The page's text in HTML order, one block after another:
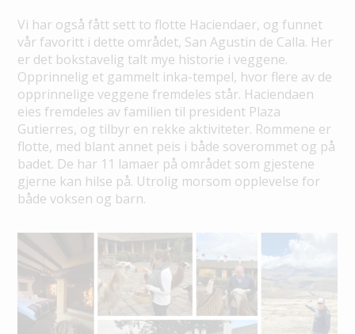
Vi har også fått sett to flotte Haciendaer, og funnet
vår favoritt i dette området, San Agustin de Calla. Her
er det bokstavelig talt mye historie i veggene.
Opprinnelig et gammelt inka-tempel, hvor flere av de
opprinnelige veggene fremdeles står. Haciendaen
eies fremdeles av familien til president Plaza
Gutierres, og tilbyr en rekke aktiviteter. Rommene er
flotte, med blant annet peis i både soverommet og på
badet. De har 11 lamaer på området som gjestene
gjerne kan hilse på. Utrolig morsom opplevelse for
både voksen og barn.